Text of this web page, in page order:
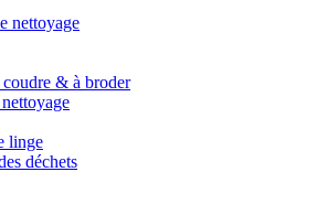
nettoyage
& à broder
linge
déchets